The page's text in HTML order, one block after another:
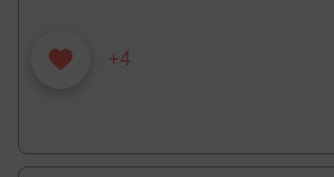
+4